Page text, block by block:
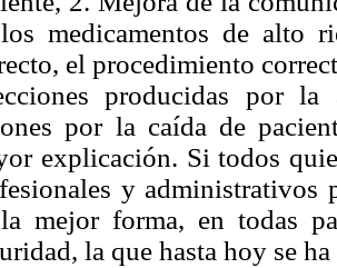
medicamentos de alto
el procedimiento
producidas por
por la caída de
explicación. Si todos
y administrativos
mejor forma, en todas
la que hasta hoy se